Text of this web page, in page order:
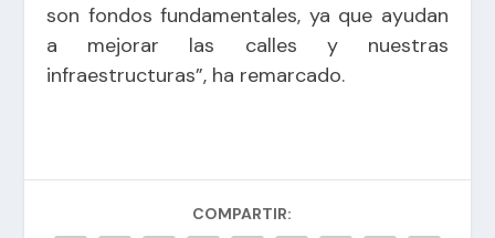
son fondos fundamentales, ya que ayudan
a mejorar las calles y nuestras
infraestructuras”, ha remarcado.
COMPARTIR: